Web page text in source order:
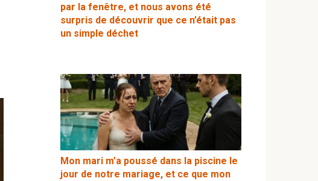
par la fenêtre, et nous avons été
surpris de découvrir que ce n’était pas
un simple déchet
Mon mari m’a poussé dans la piscine le
jour de notre mariage, et ce que mon